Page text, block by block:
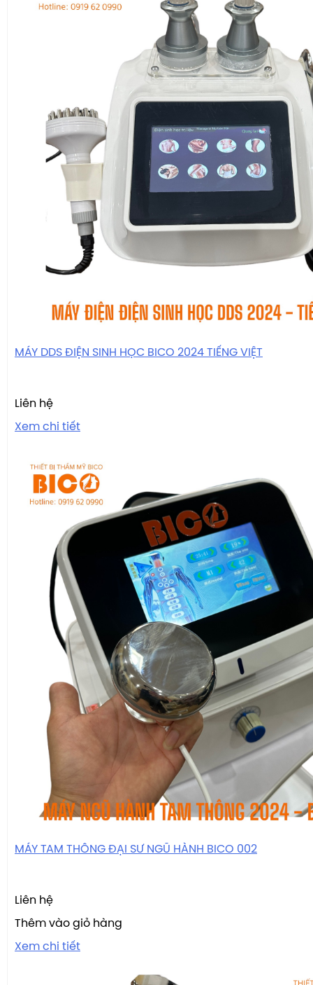
MÁY DDS ĐIỆN SINH HỌC BICO 2024 TIẾNG VIỆT
Liên hệ
Xem chi tiết
MÁY TAM THÔNG ĐẠI SƯ NGŨ HÀNH BICO 002
Liên hệ
Thêm vào giỏ hàng
Xem chi tiết